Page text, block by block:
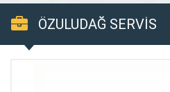
ÖZULUDAĞ SERVİS